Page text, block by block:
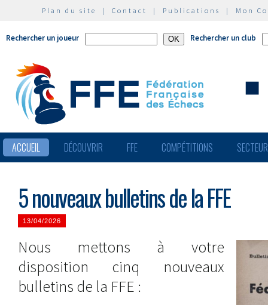
Plan du site | Contact | Publications | Mon
Rechercher un joueur Rechercher un club
ACCUEIL DÉCOUVRIR FFE COMPÉTITIONS
5 nouveaux bulletins de la FFE
13/04/2026
Nous mettons à votre
disposition cinq nouveaux
bulletins de la FFE :